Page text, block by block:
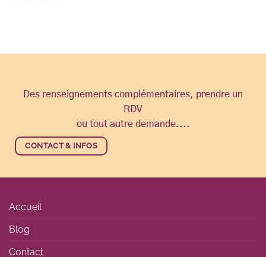
Des renseignements complémentaires, prendre un
RDV
ou tout autre demande....
CONTACT & INFOS
Accueil
Blog
Contact